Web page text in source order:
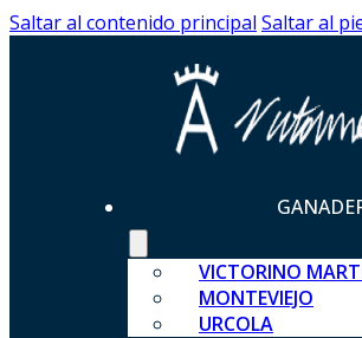
Saltar al contenido principal Saltar al
VICTORINO
MONTEVIEJO
URCOLA